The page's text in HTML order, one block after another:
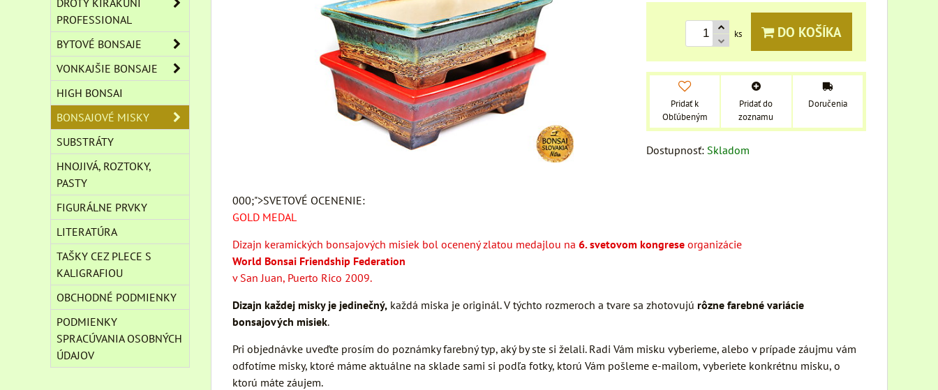
ks DO KOŠÍKA
Pridať k
Obľúbeným
Pridať do
zoznamu
Doručenia
Dostupnosť: Skladom
000;">SVETOVÉ OCENENIE:
GOLD MEDAL
Dizajn keramických bonsajových misiek bol ocenený zlatou medajlou na 6. svetovom kongrese organizácie
World Bonsai Friendship Federation
v San Juan, Puerto Rico 2009.
Dizajn každej misky je jedinečný, každá miska je originál. V týchto rozmeroch a tvare sa zhotovujú rôzne farebné variácie
bonsajových misiek.
Pri objednávke uveďte prosím do poznámky farebný typ, aký by ste si želali. Radi Vám misku vyberieme, alebo v prípade záujmu vám
odfotíme misky, ktoré máme aktuálne na sklade sami si podľa fotky, ktorú Vám pošleme e-mailom, vyberiete konkrétnu misku, o
ktorú máte záujem.
DRÔTY KIRAKUNI
PROFESSIONAL
BYTOVÉ BONSAJE
VONKAJŠIE BONSAJE
HIGH BONSAI
BONSAJOVÉ MISKY
SUBSTRÁTY
HNOJIVÁ, ROZTOKY,
PASTY
FIGURÁLNE PRVKY
LITERATÚRA
TAŠKY CEZ PLECE S
KALIGRAFIOU
OBCHODNÉ PODMIENKY
PODMIENKY
SPRACÚVANIA OSOBNÝCH
ÚDAJOV